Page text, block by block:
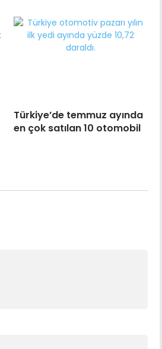
Türkiye’de temmuz ayında
en çok satılan 10 otomobil